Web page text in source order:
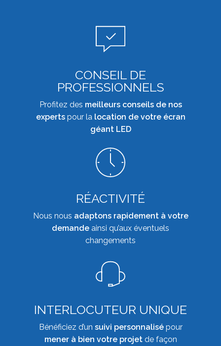
CONSEIL DE
PROFESSIONNELS
Profitez des meilleurs conseils de nos
expertspour la location de votre écran
géant LED
RÉACTIVITÉ
Nous nous adaptons rapidement à votre
demande ainsi qu’aux éventuels
changements
INTERLOCUTEUR UNIQUE
Bénéficiez d’un suivi personnalisépour
mener à bien votre projetde façon